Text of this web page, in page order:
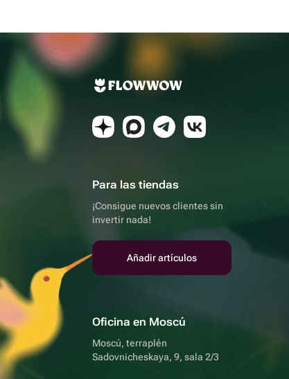
Para las tiendas
¡Consigue nuevos clientes sin
invertir nada!
Añadir artículos
Oficina en Moscú
Moscú, terraplén
Sadovnicheskaya, 9, sala 2/3